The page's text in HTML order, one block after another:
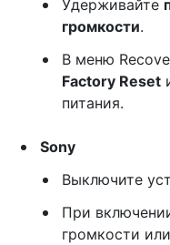
Удерживайте
громкости.
В меню
Factory Reset
питания.
Sony
Выключите
При
громкости